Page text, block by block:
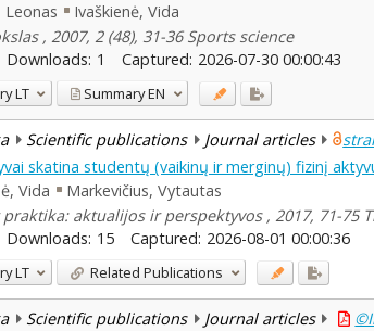
Leonas
Ivaškienė, Vida
, 2007, 2 (48), 31-36 Sports science
Downloads: 1 Captured: 2026-07-30 00:00:43
LT SummaryEN
Scientific publications Journal articles
skatina studentų (vaikinų ir merginų) fizinį
Vida
Markevičius, Vytautas
aktualijos ir perspektyvos , 2017, 71-75
Downloads: 15 Captured: 2026-08-01 00:00:36
LT Related Publications
Scientific publications Journal articles